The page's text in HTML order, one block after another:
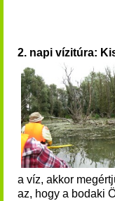
2. napi vízitúra:
a víz, akkor
az, hogy a bodaki